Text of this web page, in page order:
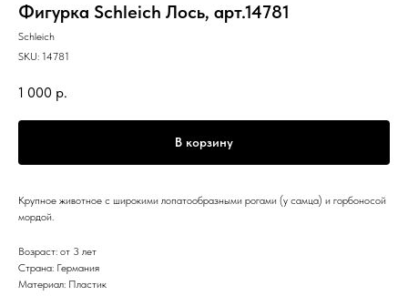
Фигурка Schleich Лось, арт.14781
Schleich
SKU: 14781
1 000 р.
В корзину
Крупное животное с широкими лопатообразными рогами (у самца) и горбоносой
мордой.
Возраст: от 3 лет
Страна: Германия
Материал: Пластик